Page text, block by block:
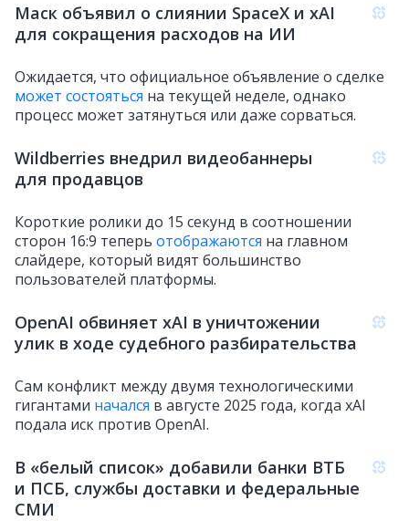
Маск объявил о слиянии SpaceX и xAI
для сокращения расходов на ИИ
Ожидается, что официальное объявление о сделке
может состояться на текущей неделе, однако
процесс может затянуться или даже сорваться.
Wildberries внедрил видеобаннеры
для продавцов
Короткие ролики до 15 секунд в соотношении
сторон 16:9 теперь отображаются на главном
слайдере, который видят большинство
пользователей платформы.
OpenAI обвиняет xAI в уничтожении
улик в ходе судебного разбирательства
Сам конфликт между двумя технологическими
гигантами начался в августе 2025 года, когда xAI
подала иск против OpenAI.
В «белый список» добавили банки ВТБ
и ПСБ, службы доставки и федеральные
СМИ